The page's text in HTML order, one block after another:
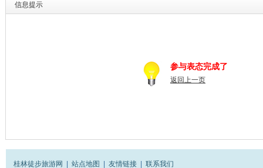
信息提示
参与表态完成了
返回上一页
桂林徒步旅游网 站点地图 友情链接 联系我们